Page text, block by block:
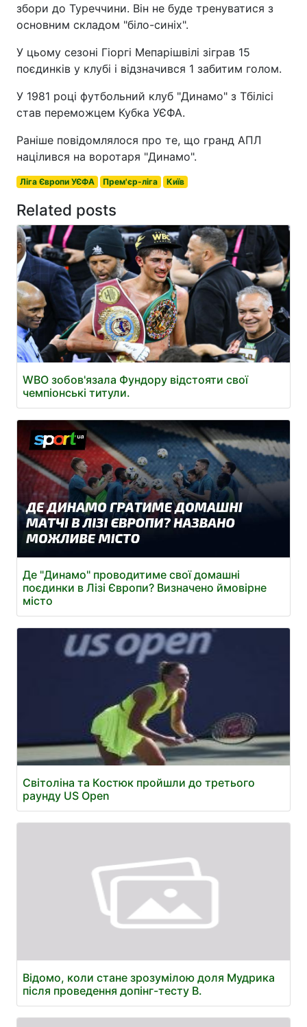
збори до Туреччини. Він не буде тренуватися з
основним складом "біло-синіх".
У цьому сезоні Гіоргі Мепарішвілі зіграв 15
поєдинків у клубі і відзначився 1 забитим голом.
У 1981 році футбольний клуб "Динамо" з Тбілісі
став переможцем Кубка УЄФА.
Раніше повідомлялося про те, що гранд АПЛ
націлився на воротаря "Динамо".
Ліга Європи УЄФА Прем'єр-ліга Київ
Related posts
WBO зобов'язала Фундору відстояти свої
чемпіонські титули.
Де "Динамо" проводитиме свої домашні
поєдинки в Лізі Європи? Визначено ймовірне
місто
Світоліна та Костюк пройшли до третього
раунду US Open
Відомо, коли стане зрозумілою доля Мудрика
після проведення допінг-тесту В.